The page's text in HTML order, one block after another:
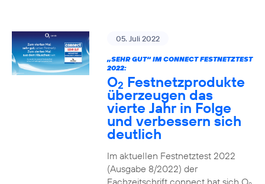
05. Juli 2022
„SEHR GUT“ IM CONNECT FESTNETZTEST
2022:
O2 Festnetzprodukte
überzeugen das
vierte Jahr in Folge
und verbessern sich
deutlich
Im aktuellen Festnetztest 2022
(Ausgabe 8/2022) der
Fachzeitschrift connect hat sich O